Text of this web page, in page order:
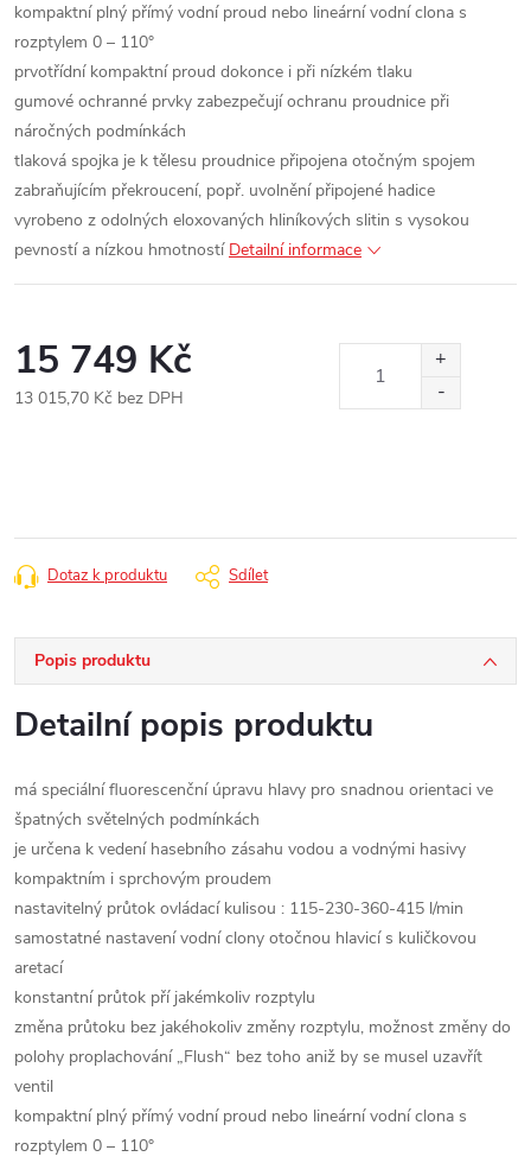
kompaktní plný přímý vodní proud nebo lineární vodní clona s
rozptylem 0 – 110°
prvotřídní kompaktní proud dokonce i při nízkém tlaku
gumové ochranné prvky zabezpečují ochranu proudnice při
náročných podmínkách
tlaková spojka je k tělesu proudnice připojena otočným spojem
zabraňujícím překroucení, popř. uvolnění připojené hadice
vyrobeno z odolných eloxovaných hliníkových slitin s vysokou
pevností a nízkou hmotností Detailní informace
15 749 Kč
13 015,70 Kč bez DPH
Dotaz k produktu Sdílet
Popis produktu
Detailní popis produktu
má speciální fluorescenční úpravu hlavy pro snadnou orientaci ve
špatných světelných podmínkách
je určena k vedení hasebního zásahu vodou a vodnými hasivy
kompaktním i sprchovým proudem
nastavitelný průtok ovládací kulisou : 115-230-360-415 l/min
samostatné nastavení vodní clony otočnou hlavicí s kuličkovou
aretací
konstantní průtok pří jakémkoliv rozptylu
změna průtoku bez jakéhokoliv změny rozptylu, možnost změny do
polohy proplachování „Flush“ bez toho aniž by se musel uzavřít
ventil
kompaktní plný přímý vodní proud nebo lineární vodní clona s
rozptylem 0 – 110°